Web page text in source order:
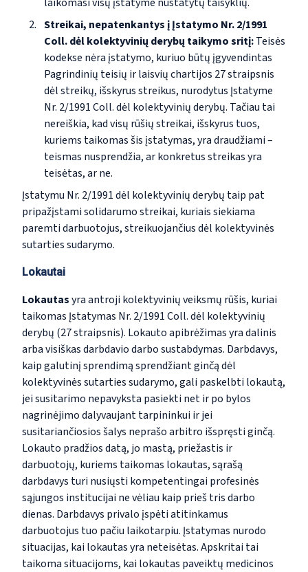
Streikai, nepatenkantys į Įstatymo Nr. 2/1991
Coll. dėl kolektyvinių derybų taikymo sritį:Teisės
kodekse nėra įstatymo, kuriuo būtų įgyvendintas
Pagrindinių teisių ir laisvių chartijos 27 straipsnis
dėl streikų, išskyrus streikus, nurodytus Įstatyme
Nr. 2/1991 Coll. dėl kolektyvinių derybų. Tačiau tai
nereiškia, kad visų rūšių streikai, išskyrus tuos,
kuriems taikomas šis įstatymas, yra draudžiami –
teismas nusprendžia, ar konkretus streikas yra
teisėtas, ar ne.
Įstatymu Nr. 2/1991 dėl kolektyvinių derybų taip pat
pripažįstami solidarumo streikai, kuriais siekiama
paremti darbuotojus, streikuojančius dėl kolektyvinės
sutarties sudarymo.
Lokautai
Lokautasyra antroji kolektyvinių veiksmų rūšis, kuriai
taikomas Įstatymas Nr. 2/1991 Coll. dėl kolektyvinių
derybų (27 straipsnis). Lokauto apibrėžimas yra dalinis
arba visiškas darbdavio darbo sustabdymas. Darbdavys,
kaip galutinį sprendimą sprendžiant ginčą dėl
kolektyvinės sutarties sudarymo, gali paskelbti lokautą,
jei susitarimo nepavyksta pasiekti net ir po bylos
nagrinėjimo dalyvaujant tarpininkui ir jei
susitariančiosios šalys neprašo arbitro išspręsti ginčą.
Lokauto pradžios datą, jo mastą, priežastis ir
darbuotojų, kuriems taikomas lokautas, sąrašą
darbdavys turi nusiųsti kompetentingai profesinės
sąjungos institucijai ne vėliau kaip prieš tris darbo
dienas. Darbdavys privalo įspėti atitinkamus
darbuotojus tuo pačiu laikotarpiu. Įstatymas nurodo
situacijas, kai lokautas yra neteisėtas. Apskritai tai
taikoma situacijoms, kai lokautas paveiktų medicinos